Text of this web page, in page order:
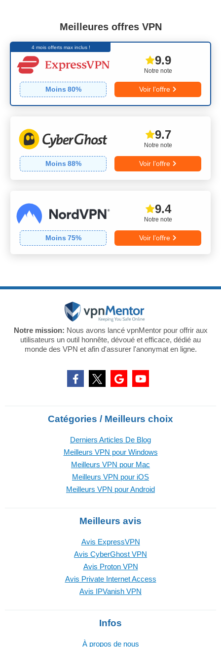
Meilleures offres VPN
4 mois offerts max inclus !
Notre note
9.9
Moins 80% Voir l’offre
Notre note
9.7
Moins 88% Voir l’offre
Notre note
9.4
Moins 75% Voir l’offre
Notre mission: Nous avons lancé vpnMentor pour offrir aux
utilisateurs un outil honnête, dévoué et efficace, dédié au
monde des VPN et afin d'assurer l'anonymat en ligne.
Catégories / Meilleurs choix
Derniers Articles De Blog
Meilleurs VPN pour Windows
Meilleurs VPN pour Mac
Meilleurs VPN pour iOS
Meilleurs VPN pour Android
Meilleurs avis
Avis ExpressVPN
Avis CyberGhost VPN
Avis Proton VPN
Avis Private Internet Access
Avis IPVanish VPN
Infos
À propos de nous